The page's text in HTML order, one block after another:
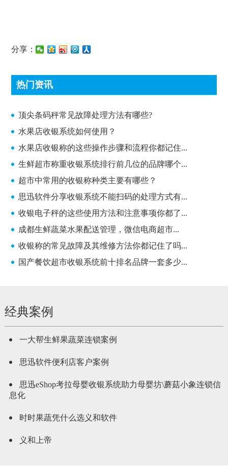
分享：
热门资讯
顶尖条码秤常见故障处理方法有哪些?
顶尖条码秤常见故障处理方法有哪些?
水果店收银系统如何使用？
水果店收银称的这些操作步骤和流程你都记住...
生鲜超市称重收银系统排行前几位的品牌哪个...
超市中常用的收银称种类主要有哪些？
思迅软件分享收银系统不能扫码的处理方式有...
收银电子秤的这些使用方法和注意事项你都了...
成都生鲜蔬菜水果配送管理，微信电商超市...
收银称的常见故障及其维修方法你都记住了吗...
国产餐饮超市收银系统前十排名品牌一套多少...
经典案例
一大帮生鲜果蔬菜连锁案例
思迅软件便利店客户案例
思迅eShop考拉母婴收银系统助力母婴坊\蘑菇小象连锁信
息化
时时果蔬凭什么选义和软件
义和上帝